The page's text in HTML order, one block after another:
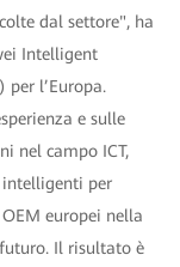
dal settore", ha
Intelligent
per l’Europa.
e sulle
nel campo ICT,
per
europei nella
Il risultato è